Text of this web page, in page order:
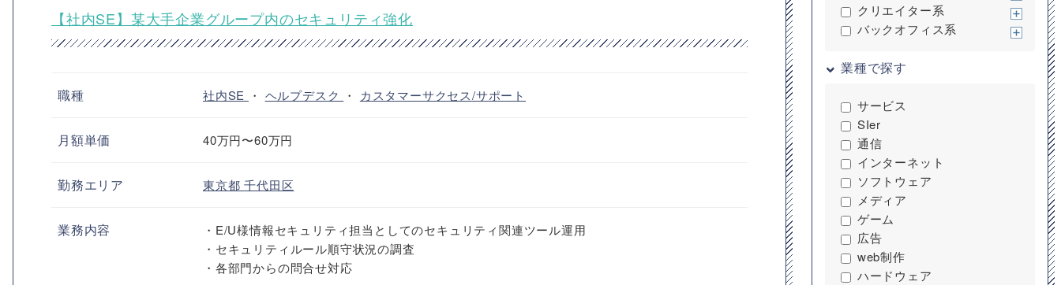
【社内SE】某大手企業グループ内のセキュリティ強化
職種 社内SE ・ ヘルプデスク ・ カスタマーサクセス/サポート
月額単価 40万円〜60万円
勤務エリア 東京都千代田区
業務内容
・E/U様情報セキュリティ担当としてのセキュリティ関連ツール運用
・セキュリティルール順守状況の調査
・各部門からの問合せ対応
クリエイター系
バックオフィス系
業種で探す
サービス
SIer
通信
インターネット
ソフトウェア
メディア
ゲーム
広告
web制作
ハードウェア